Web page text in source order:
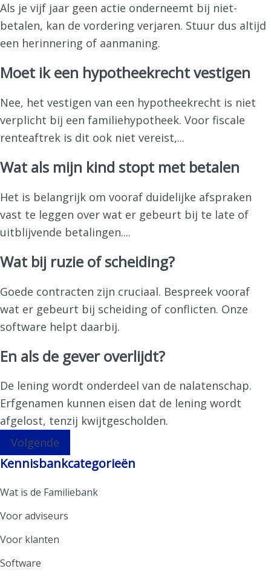
Als je vijf jaar geen actie onderneemt bij niet-
betalen, kan de vordering verjaren. Stuur dus altijd
een herinnering of aanmaning.
Moet ik een hypotheekrecht vestigen
Nee, het vestigen van een hypotheekrecht is niet
verplicht bij een familiehypotheek. Voor fiscale
renteaftrek is dit ook niet vereist,...
Wat als mijn kind stopt met betalen
Het is belangrijk om vooraf duidelijke afspraken
vast te leggen over wat er gebeurt bij te late of
uitblijvende betalingen....
Wat bij ruzie of scheiding?
Goede contracten zijn cruciaal. Bespreek vooraf
wat er gebeurt bij scheiding of conflicten. Onze
software helpt daarbij.
En als de gever overlijdt?
De lening wordt onderdeel van de nalatenschap.
Erfgenamen kunnen eisen dat de lening wordt
afgelost, tenzij kwijtgescholden.
Volgende
Kennisbankcategorieën
Wat is de Familiebank
Voor adviseurs
Voor klanten
Software